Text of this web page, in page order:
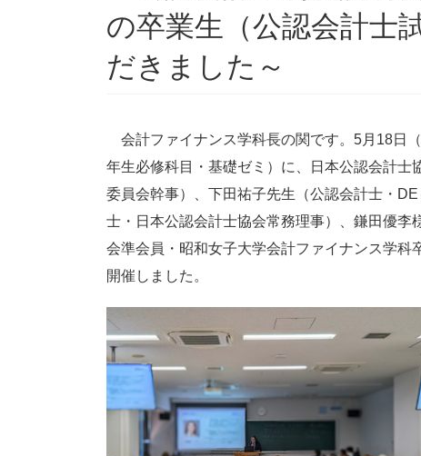
の卒業生（公認会計士
だきました～
会計ファイナンス学科長の関です。5月18日
年生必修科目・基礎ゼミ）に、日本公認会計士
委員会幹事）、下田祐子先生（公認会計士・
士・日本公認会計士協会常務理事）、鎌田優
会準会員・昭和女子大学会計ファイナンス学
開催しました。